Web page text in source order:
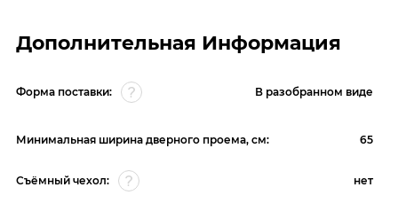
Дополнительная Информация
Форма поставки: В разобранном виде
Минимальная ширина дверного проема, см: 65
Съёмный чехол: нет